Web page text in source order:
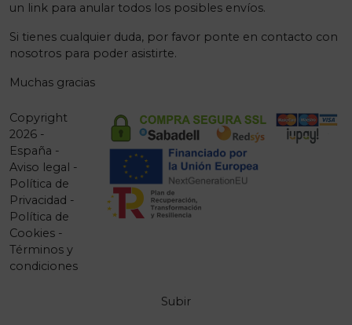
un link para anular todos los posibles envíos.
Si tienes cualquier duda, por favor ponte en contacto con
nosotros para poder asistirte.
Muchas gracias
Copyright
2026 -
España -
Aviso legal -
Política de
Privacidad -
Política de
Cookies -
Términos y
condiciones
Subir